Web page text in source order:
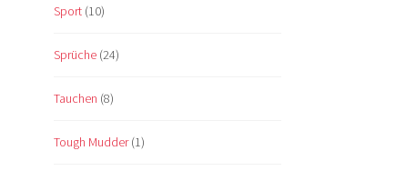
Sport (10)
Sprüche (24)
Tauchen (8)
Tough Mudder(1)